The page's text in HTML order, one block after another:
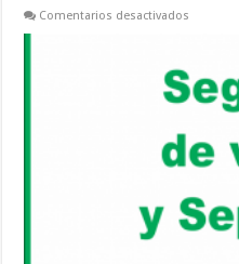
Comentarios desactivados
Vida
y
Sepelio
Agosto
2025
–
2025